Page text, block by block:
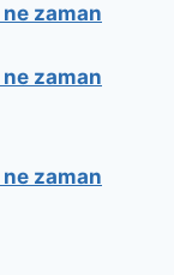
zaman
zaman
zaman